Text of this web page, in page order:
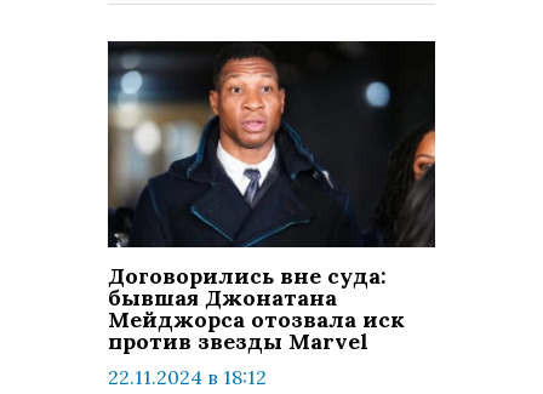
Договорились вне суда:
бывшая Джонатана
Мейджорса отозвала иск
против звезды Marvel
22.11.2024 в 18:12